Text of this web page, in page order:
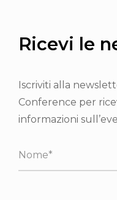
Ricevi le
Iscriviti alla
Conference per
informazioni